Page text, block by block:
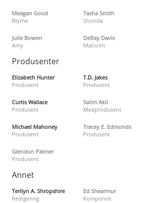
Meagan Good
Blythe
Tasha Smith
Shonda
Julie Bowen
Amy
DeRay Davis
Malcolm
Produsenter
Elizabeth Hunter
Produsent
T.D. Jakes
Produsent
Curtis Wallace
Produsent
Salim Akil
Medprodusent
Michael Mahoney
Produsent
Tracey E. Edmonds
Produsent
Glendon Palmer
Produsent
Annet
Terilyn A. Shropshire
Redigering
Ed Shearmur
Komponist